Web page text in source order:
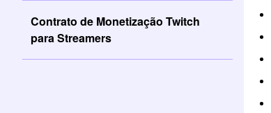
Contrato de Monetização Twitch
para Streamers